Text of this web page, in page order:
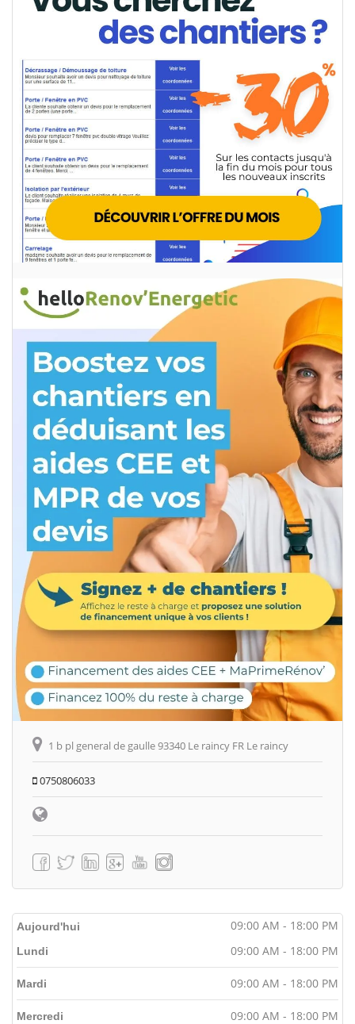
1 b pl general de gaulle 93340 Le raincy FR Le raincy
0750806033
Aujourd'hui 09:00 AM - 18:00 PM
Lundi 09:00 AM - 18:00 PM
Mardi 09:00 AM - 18:00 PM
Mercredi 09:00 AM - 18:00 PM